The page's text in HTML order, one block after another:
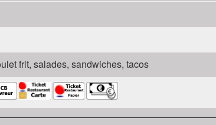
frit, salades, sandwiches, tacos